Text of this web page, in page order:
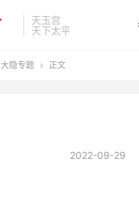
天玉宫
天下太平
大隐专题  正文
2022-09-29